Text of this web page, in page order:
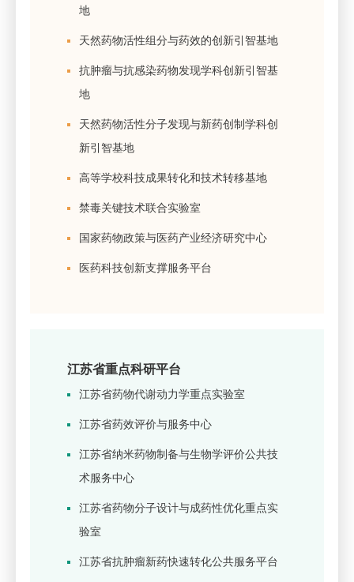
地
天然药物活性组分与药效的创新引智基地
抗肿瘤与抗感染药物发现学科创新引智基
地
天然药物活性分子发现与新药创制学科创
新引智基地
高等学校科技成果转化和技术转移基地
禁毒关键技术联合实验室
国家药物政策与医药产业经济研究中心
医药科技创新支撑服务平台
江苏省重点科研平台
江苏省药物代谢动力学重点实验室
江苏省药效评价与服务中心
江苏省纳米药物制备与生物学评价公共技
术服务中心
江苏省药物分子设计与成药性优化重点实
验室
江苏省抗肿瘤新药快速转化公共服务平台